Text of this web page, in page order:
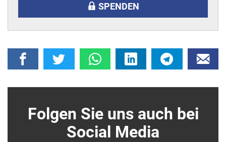
SPENDEN
Folgen Sie uns auch bei
Social Media